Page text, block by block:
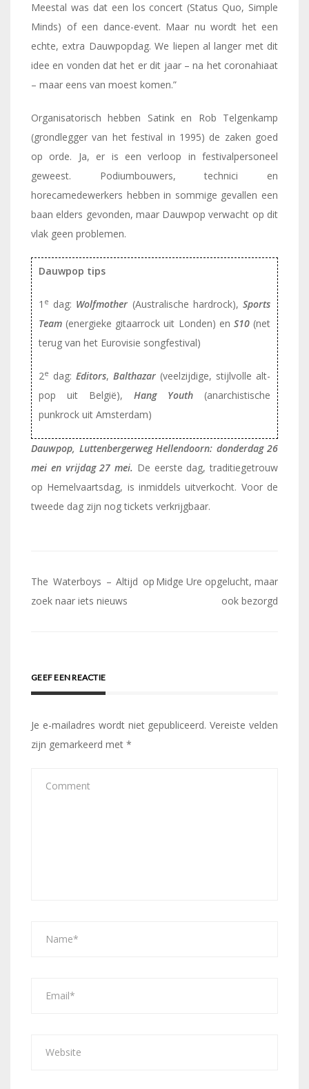
Meestal was dat een los concert (Status Quo, Simple
Minds) of een dance-event. Maar nu wordt het een
echte, extra Dauwpopdag. We liepen al langer met dit
idee en vonden dat het er dit jaar – na het coronahiaat
– maar eens van moest komen.”
Organisatorisch hebben Satink en Rob Telgenkamp
(grondlegger van het festival in 1995) de zaken goed
op orde. Ja, er is een verloop in festivalpersoneel
geweest. Podiumbouwers, technici en
horecamedewerkers hebben in sommige gevallen een
baan elders gevonden, maar Dauwpop verwacht op dit
vlak geen problemen.
Dauwpop tips
1 e dag: Wolfmother (Australische hardrock),Sports
Team (energieke gitaarrock uit Londen) en S10(net
terug van het Eurovisie songfestival)
2e dag: Editors, Balthazar (veelzijdige, stijlvolle alt-
pop uit België), Hang Youth (anarchistische
punkrock uit Amsterdam)
Dauwpop, Luttenbergerweg Hellendoorn: donderdag 26
mei en vrijdag 27 mei. De eerste dag, traditiegetrouw
op Hemelvaartsdag, is inmiddels uitverkocht. Voor de
tweede dag zijn nog tickets verkrijgbaar.
Bericht
navigatie
The Waterboys – Altijd op
zoek naar iets nieuws
Midge Ure opgelucht, maar
ook bezorgd
GEEF EEN REACTIE
Je e-mailadres wordt niet gepubliceerd. Vereiste velden
zijn gemarkeerd met *